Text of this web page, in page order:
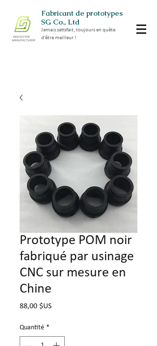
Fabricant de prototypes
SG Co., Ltd
Jamais satisfait, toujours en quête
d'être meilleur !
Prototype POM noir
fabriqué par usinage
CNC sur mesure en
Chine
88,00 $USPrix
Quantité *